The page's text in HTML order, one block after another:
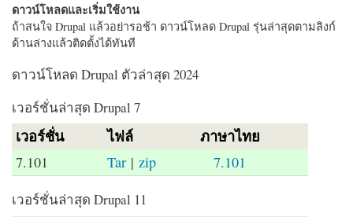
ดาวน์โหลดและเริ่มใช้งาน
ถ้าสนใจ Drupal แล้วอย่ารอช้า ดาวน์โหลด Drupal รุ่นล่าสุดตามลิงก์
ด้านล่างแล้วติดตั้งได้ทันที
ดาวน์โหลด Drupal ตัวล่าสุด 2024
เวอร์ชั่นล่าสุด Drupal 7
เวอร์ชั่น ไฟล์ ภาษาไทย
7.101 Tar |zip 7.101
เวอร์ชั่นล่าสุด Drupal 11